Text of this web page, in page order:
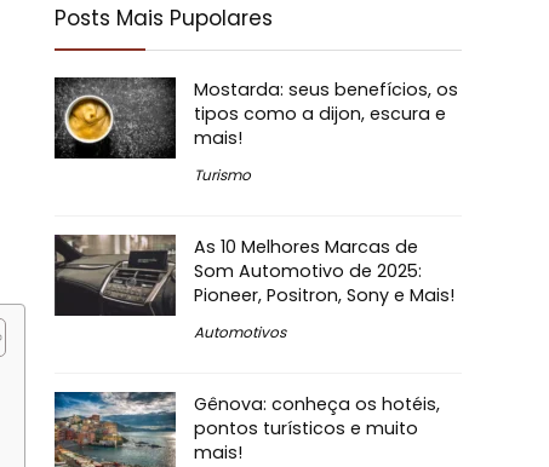
Posts Mais Pupolares
Mostarda: seus benefícios, os
tipos como a dijon, escura e
mais!
Turismo
As 10 Melhores Marcas de
Som Automotivo de 2025:
Pioneer, Positron, Sony e Mais!
Automotivos
Gênova: conheça os hotéis,
pontos turísticos e muito
mais!